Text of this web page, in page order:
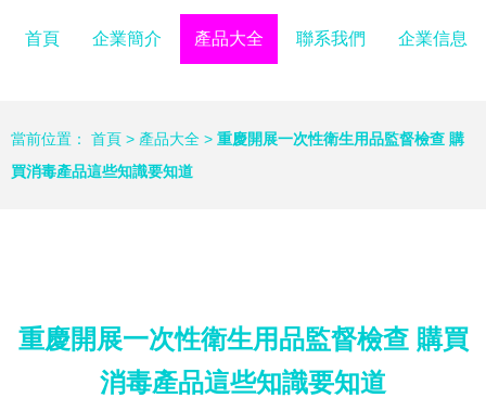
首頁 企業簡介 產品大全 聯系我們 企業信息
當前位置： 首頁 > 產品大全 > 重慶開展一次性衛生用品監督檢查 購
買消毒產品這些知識要知道
重慶開展一次性衛生用品監督檢查 購買
消毒產品這些知識要知道